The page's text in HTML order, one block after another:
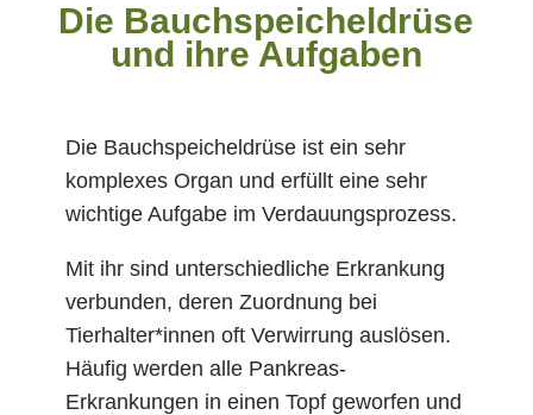
Die Bauchspeicheldrüse
und ihre Aufgaben
Die Bauchspeicheldrüse ist ein sehr
komplexes Organ und erfüllt eine sehr
wichtige Aufgabe im Verdauungsprozess.
Mit ihr sind unterschiedliche Erkrankung
verbunden, deren Zuordnung bei
Tierhalter*innen oft Verwirrung auslösen.
Häufig werden alle Pankreas-
Erkrankungen in einen Topf geworfen und